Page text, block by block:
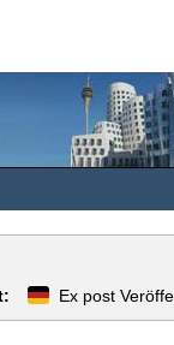
Ex post